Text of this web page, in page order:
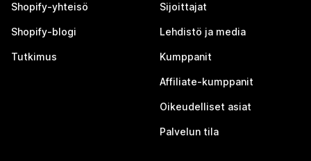
Shopify-yhteisö
Shopify-blogi
Tutkimus
Sijoittajat
Lehdistö ja media
Kumppanit
Affiliate-kumppanit
Oikeudelliset asiat
Palvelun tila